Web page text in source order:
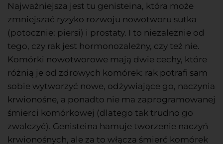
Najważniejsza jest tu genisteina, która może
zmniejszać ryzyko rozwoju nowotworu sutka
(potocznie: piersi) i prostaty. I to niezależnie od
tego, czy rak jest hormonozależny, czy też nie.
Komórki nowotworowe mają dwie cechy, które
różnią je od zdrowych komórek: rak potrafi sam
sobie wytworzyć nowe, odżywiające go, naczynia
krwionośne, a ponadto nie ma zaprogramowanej
śmierci komórkowej (dlatego tak trudno go
zwalczyć). Genisteina hamuje tworzenie naczyń
krwionośnych, ale za to włącza śmierć komórek